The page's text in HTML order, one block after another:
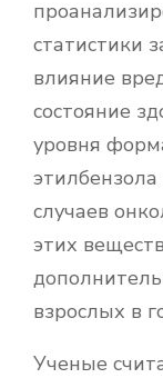
статистики
влияние
состояние
уровня
случаев
этих
взрослых в
Ученые